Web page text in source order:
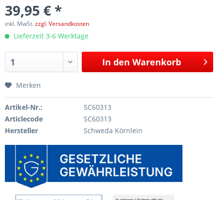
39,95 € *
inkl. MwSt.zzgl. Versandkosten
Lieferzeit 3-6 Werktage
In den Warenkorb
Merken
Artikel-Nr.:
SC60313
Articlecode
SC60313
Hersteller
Schweda Körnlein